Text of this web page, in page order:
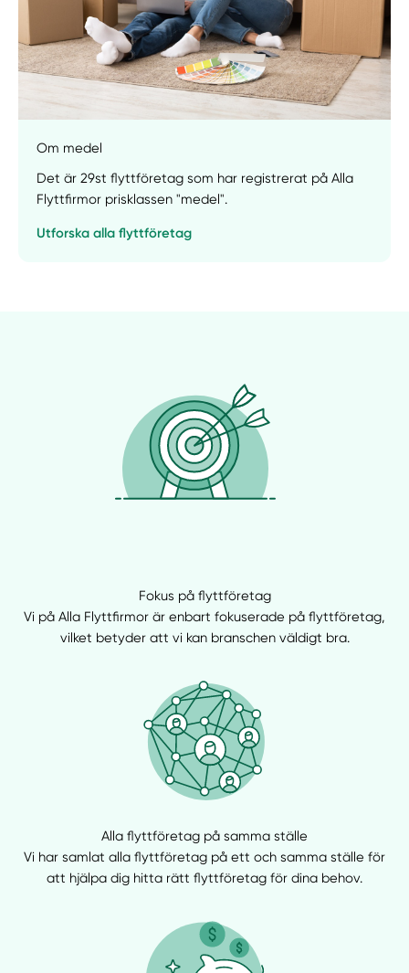
Få hjälp
Välj tillvägagångssätt
Om medel
Det är 29st flyttföretag som har registrerat på Alla
Flyttfirmor prisklassen "medel".
Utforska alla flyttföretag
Fokus på flyttföretag
Vi på Alla Flyttfirmor är enbart fokuserade på flyttföretag,
vilket betyder att vi kan branschen väldigt bra.
Alla flyttföretag på samma ställe
Vi har samlat alla flyttföretag på ett och samma ställe för
att hjälpa dig hitta rätt flyttföretag för dina behov.